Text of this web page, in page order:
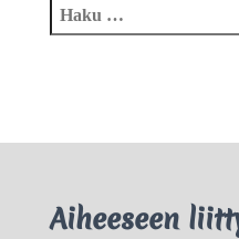
Aiheeseen